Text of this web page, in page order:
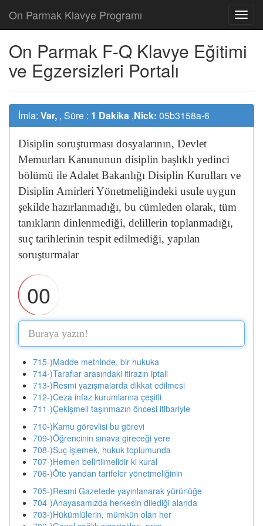
On Parmak Klavye Programı
On Parmak F-Q Klavye Eğitimi
ve Egzersizleri Portalı
İmla: Var, , Süre : 1 Dakika ,Nick: 05b3158a-6
Disiplin soruşturması dosyalarının, Devlet
Memurları Kanununun disiplin başlıklı yedinci
bölümü ile Adalet Bakanlığı Disiplin Kurulları ve
Disiplin Amirleri Yönetmeliğindeki usule uygun
şekilde hazırlanmadığı, bu cümleden olarak, tüm
tanıkların dinlenmediği, delillerin toplanmadığı,
suç tarihlerinin tespit edilmediği, yapılan
soruşturmalar
00
715-)Madde metninde, bir hukuka
714-)Taraflar arasındaki itirazın iptali
713-)Resmi yazışmalarda dikkat edilmesi
712-)Ceza infaz kurumlarına çeşitli
711-)Çekişmeli taşınmazın öncesi itibariyle
710-)Kamu görevlisi bu görevi
709-)Öğrencinin sınava gireceği yere
708-)Suç işlemek, hukuk toplumunda
707-)Hemen belirtilmelidir ki kural
706-)Öte yandan tarifeler yönetmeliğinin
705-)Resmi Gazetede yayınlanarak yürürlüğe
704-)Anayasamızda herkesin dilediği alanda
703-)Hükümlülerin, mümkün olan her